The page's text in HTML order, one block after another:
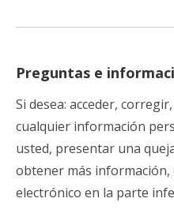
Preguntas e
Si desea: acceder,
cualquier información
usted, presentar una
obtener más
electrónico en la parte